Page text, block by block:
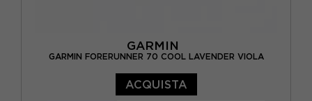
GARMIN
GARMIN FORERUNNER 70 COOL LAVENDER VIOLA
ACQUISTA